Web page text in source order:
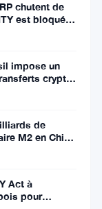
chutent de
est bloquée
impose un
crypto
de
M2 en Chine
Act à
pour